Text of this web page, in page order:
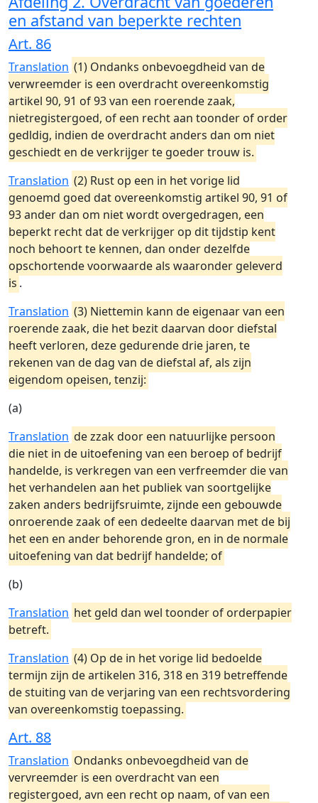
en afstand van beperkte rechten
Art. 86
Translation (1) Ondanks onbevoegdheid van de
verwreemder is een overdracht overeenkomstig
artikel 90, 91 of 93 van een roerende zaak,
nietregistergoed, of een recht aan toonder of order
gedldig, indien de overdracht anders dan om niet
geschiedt en de verkrijger te goeder trouw is.
Translation (2) Rust op een in het vorige lid
genoemd goed dat overeenkomstig artikel 90, 91 of
93 ander dan om niet wordt overgedragen, een
beperkt recht dat de verkrijger op dit tijdstip kent
noch behoort te kennen, dan onder dezelfde
opschortende voorwaarde als waaronder geleverd
is .
Translation (3) Niettemin kann de eigenaar van een
roerende zaak, die het bezit daarvan door diefstal
heeft verloren, deze gedurende drie jaren, te
rekenen van de dag van de diefstal af, als zijn
eigendom opeisen, tenzij:
(a)
Translation de zzak door een natuurlijke persoon
die niet in de uitoefening van een beroep of bedrijf
handelde, is verkregen van een verfreemder die van
het verhandelen aan het publiek van soortgelijke
zaken anders bedrijfsruimte, zijnde een gebouwde
onroerende zaak of een dedeelte daarvan met de bij
het een en ander behorende gron, en in de normale
uitoefening van dat bedrijf handelde; of
(b)
Translation het geld dan wel toonder of orderpapier
betreft.
Translation (4) Op de in het vorige lid bedoelde
termijn zijn de artikelen 316, 318 en 319 betreffende
de stuiting van de verjaring van een rechtsvordering
van overeenkomstig toepassing.
Art. 88
Translation Ondanks onbevoegdheid van de
vervreemder is een overdracht van een
registergoed, avn een recht op naam, of van een